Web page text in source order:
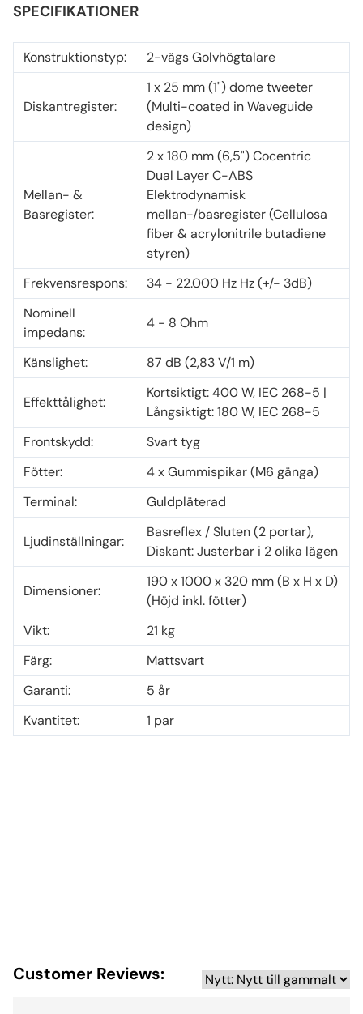
SPECIFIKATIONER
Konstruktionstyp: 2-vägs Golvhögtalare
Diskantregister:
1 x 25 mm (1") dome tweeter
(Multi-coated in Waveguide
design)
Mellan- &
Basregister:
2 x 180 mm (6,5") Cocentric
Dual Layer C-ABS
Elektrodynamisk
mellan-/basregister (Cellulosa
fiber & acrylonitrile butadiene
styren)
Frekvensrespons:
34 - 22.000 Hz Hz (+/- 3dB)
Nominell
impedans:
4 - 8 Ohm
Känslighet: 87 dB (2,83 V/1 m)
Effekttålighet:
Kortsiktigt: 400 W, IEC 268-5 |
Långsiktigt: 180 W, IEC 268-5
Frontskydd:
Svart tyg
Fötter:
4 x Gummispikar (M6 gänga)
Terminal:
Guldpläterad
Ljudinställningar:
Basreflex / Sluten (2 portar),
Diskant: Justerbar i 2 olika lägen
Dimensioner:
190 x 1000 x 320 mm (B x H x D)
(Höjd inkl. fötter)
Vikt:
21 kg
Färg:
Mattsvart
Garanti:
5 år
Kvantitet:
1 par
Customer Reviews: